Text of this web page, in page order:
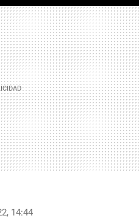
MAIL
14:44